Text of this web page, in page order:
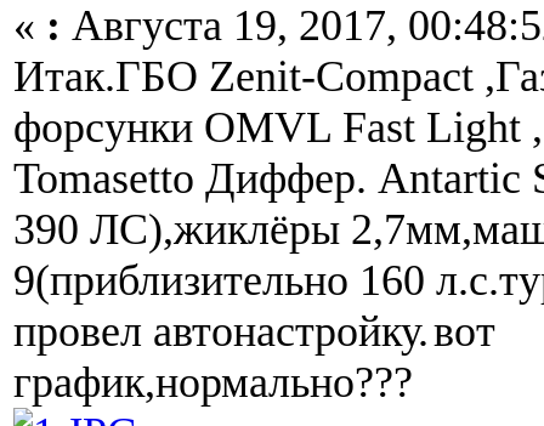
« : Августа 19, 2017,
Итак.ГБО Zenit-Compact
форсунки OMVL Fast Light
Tomasetto Диффер. Antartic
390 ЛС),жиклёры
9(приблизительно 160
провел автонастройку.вот
график,нормально???